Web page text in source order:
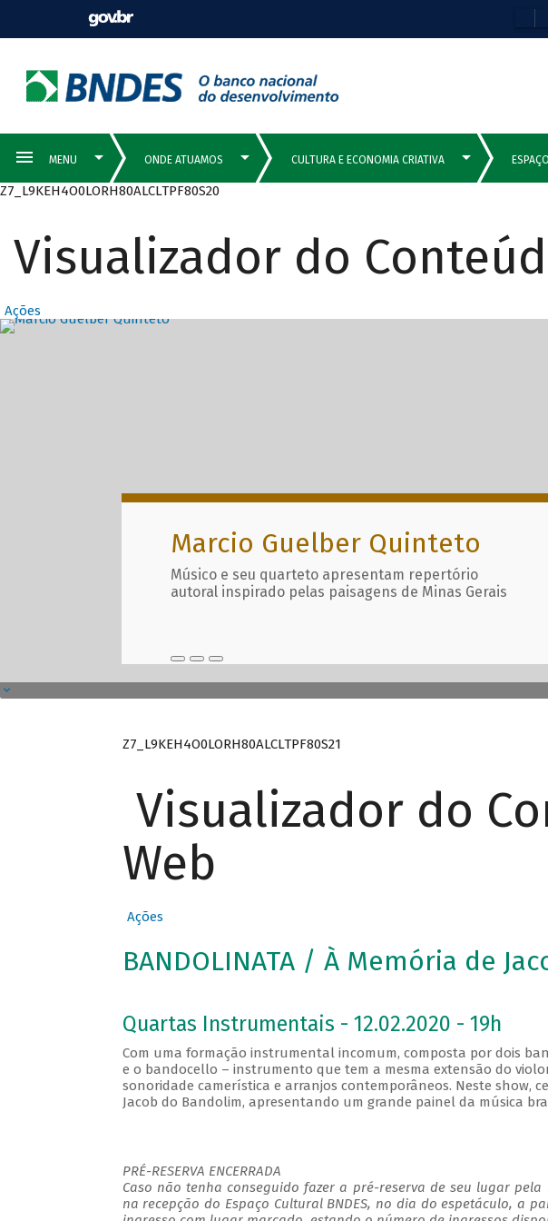
Z7_L9KEH4O0LORH80ALCLTPF80S20
Visualizador do
Ações
Destaques
Marcio Guelber Quinteto
Músico e seu quarteto apresentam repertório
autoral inspirado pelas paisagens de Minas Gerais
Z7_L9KEH4O0LORH80ALCLTPF80S21
Visualizador do
Web
Ações
BANDOLINATA / À Memória de
Quartas Instrumentais - 12.02.2020 - 19h
Com uma formação instrumental incomum, composta por dois
e o bandocello – instrumento que tem a mesma extensão do
sonoridade camerística e arranjos contemporâneos. Neste show,
Jacob do Bandolim, apresentando um grande painel da música
PRÉ-RESERVA ENCERRADA
Caso não tenha conseguido fazer a pré-reserva de seu lugar
na recepção do Espaço Cultural BNDES, no dia do espetáculo, a